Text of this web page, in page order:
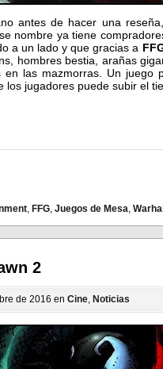
antes de hacer una
nombre ya tiene
a un lado y que gracias a
hombres bestia, arañas
en las mazmorras. Un juego
los jugadores puede subir el
FFG Juegos de Mesa
2
de 2016 en Cine, Noticias